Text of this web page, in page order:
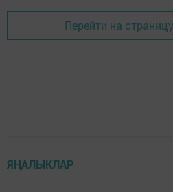
Перейти на
ЯҢАЛЫКЛАР